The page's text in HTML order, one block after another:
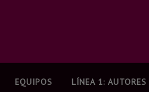
EQUIPOS LÍNEA 1: AUTORES